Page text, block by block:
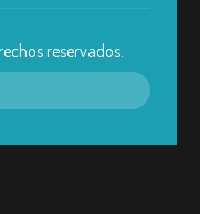
reservados.